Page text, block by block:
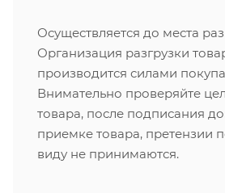
Осуществляется до места
Организация разгрузки
производится силами
Внимательно проверяйте
товара, после подписания
приемке товара, претензии
виду не принимаются.